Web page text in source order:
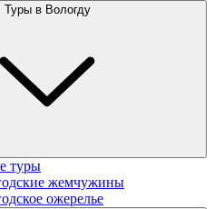
Туры в Вологду
туры
жемчужины
ожерелье